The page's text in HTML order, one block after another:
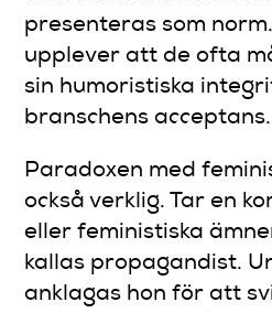
presenteras som
upplever att de ofta
sin humoristiska
branschens acceptans.
Paradoxen med
också verklig. Tar en
eller feministiska
kallas propagandist.
anklagas hon för att